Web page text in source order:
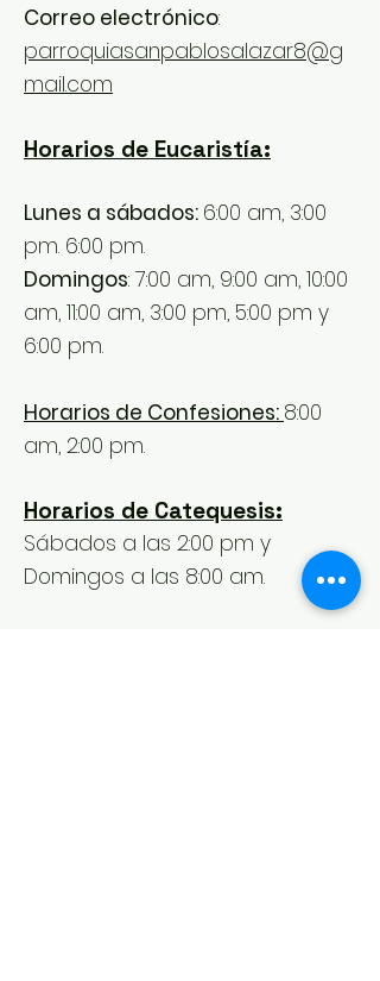
Correo electrónico:
parroquiasanpablosalazar8@g
mail.com
Horarios de Eucaristía:
Lunes a sábados: 6:00 am, 3:00
pm. 6:00 pm.
Domingos: 7:00 am, 9:00 am, 10:00
am, 11:00 am, 3:00 pm, 5:00 pm y
6:00 pm.
Horarios de Confesiones: 8:00
am, 2:00 pm.
Horarios de Catequesis:
Sábados a las 2:00 pm y
Domingos a las 8:00 am.